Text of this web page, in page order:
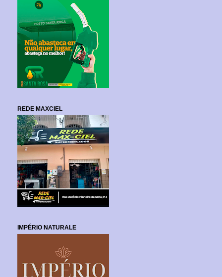
REDE MAXCIEL
IMPÉRIO NATURALE